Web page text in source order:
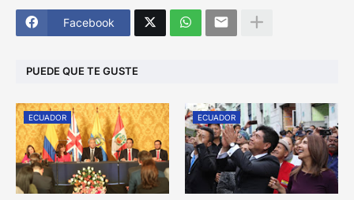
Facebook
PUEDE QUE TE GUSTE
ECUADOR ECUADOR